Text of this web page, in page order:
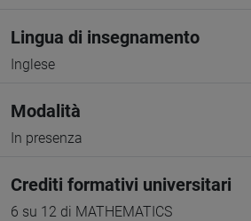
Lingua di insegnamento
Inglese
Modalità
In presenza
Crediti formativi universitari
6 su 12 di MATHEMATICS